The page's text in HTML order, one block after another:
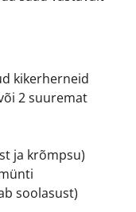
kikerherneid
2 suuremat
ja krõmpsu)
soolasust)